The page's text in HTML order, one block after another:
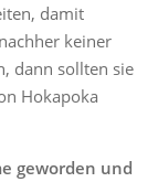
damit
keiner
dann sollten sie
Hokapoka
geworden und